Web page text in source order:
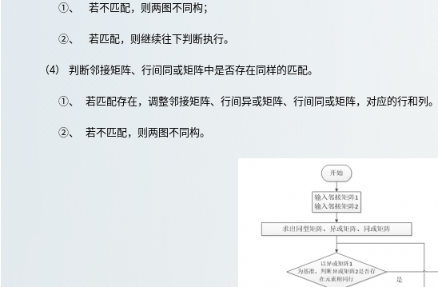
①、 若不匹配，则两图不同构；
②、 若匹配，则继续往下判断执行。
（4） 判断邻接矩阵、行间同或矩阵中是否存在同样的匹配。
①、 若匹配存在，调整邻接矩阵、行间异或矩阵、行间同或矩阵，对应的行和列。
②、 若不匹配，则两图不同构。